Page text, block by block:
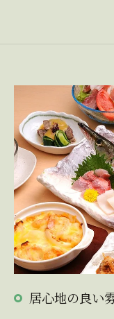
居心地の良い